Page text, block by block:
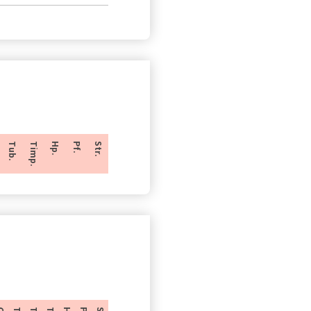
Tub. Timp. Hp. Pf. Str.